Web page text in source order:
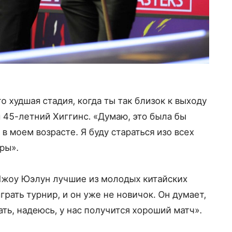
стадия, когда ты так близок к выходу
45-летний Хиггинс. «Думаю, это была бы
возрасте. Я буду стараться изо всех
Юэлун лучшие из молодых китайских
турнир, и он уже не новичок. Он думает,
надеюсь, у нас получится хороший матч».